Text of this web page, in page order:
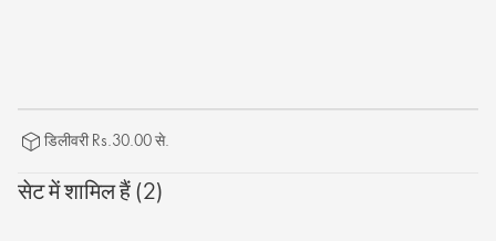
डिलीवरी Rs.30.00 से.
सेट में शामिल हैं (2)